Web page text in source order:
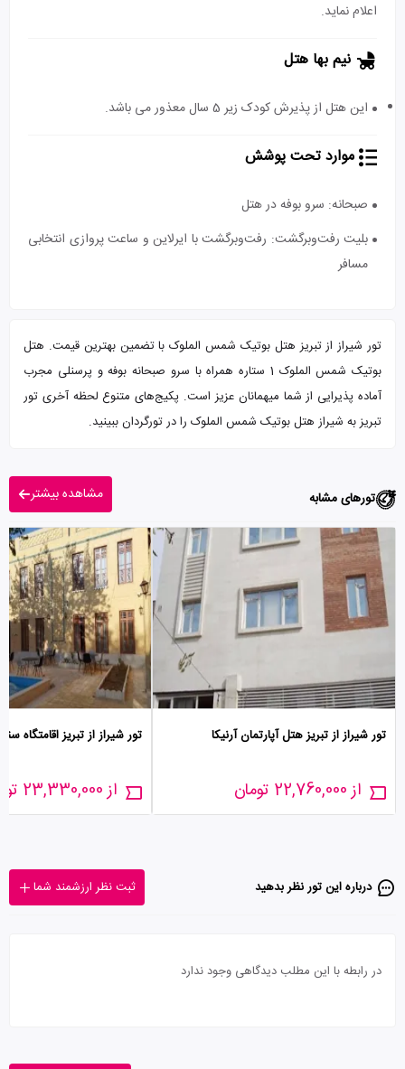
اعلام نماید.
نیم بها هتل
این هتل از پذیرش کودک زیر 5 سال معذور می باشد.
موارد تحت پوشش
صبحانه: سرو بوفه در هتل
بلیت رفت‌و‌برگشت: رفت‌و‌برگشت با ایرلاین و ساعت پروازی انتخابی
مسافر
تور شیراز از تبریز هتل بوتیک شمس الملوک با تضمین بهترین قیمت. هتل
بوتیک شمس الملوک 1 ستاره همراه با سرو صبحانه بوفه و پرسنلی مجرب
آماده پذیرایی از شما میهمانان عزیز است. پکیج‌های متنوع لحظه آخری تور
تبریز به شیراز هتل بوتیک شمس الملوک را در تورگردان ببینید.
تورهای مشابه مشاهده بیشتر
تور شیراز از تبریز هتل آپارتمان آرنیکا
از 22,760,000 تومان
تور شیراز از تبریز اقامتگاه
از 23,330,000 تومان
درباره این تور‌ نظر بدهید ثبت نظر ارزشمند شما
در رابطه با این مطلب دیدگاهی وجود ندارد